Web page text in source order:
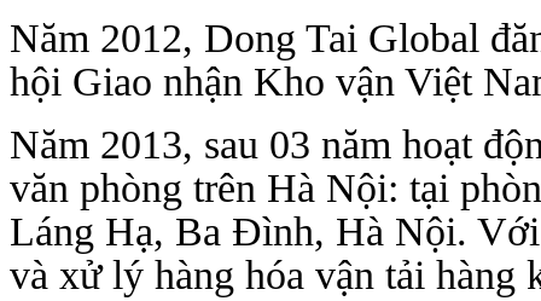
Năm 2012, Dong Tai Global
hội Giao nhận Kho vận Việt
Năm 2013, sau 03 năm hoạt
văn phòng trên Hà Nội: tại
Láng Hạ, Ba Đình, Hà Nội. Với
và xử lý hàng hóa vận tải hàng